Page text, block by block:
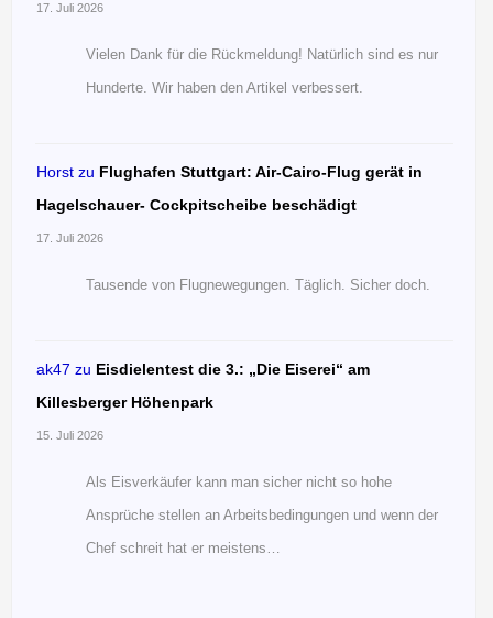
17. Juli 2026
Vielen Dank für die Rückmeldung! Natürlich sind es nur
Hunderte. Wir haben den Artikel verbessert.
Horst zu Flughafen Stuttgart: Air-Cairo-Flug gerät in
Hagelschauer- Cockpitscheibe beschädigt
17. Juli 2026
Tausende von Flugnewegungen. Täglich. Sicher doch.
ak47 zu Eisdielentest die 3.: „Die Eiserei“ am
Killesberger Höhenpark
15. Juli 2026
Als Eisverkäufer kann man sicher nicht so hohe
Ansprüche stellen an Arbeitsbedingungen und wenn der
Chef schreit hat er meistens…